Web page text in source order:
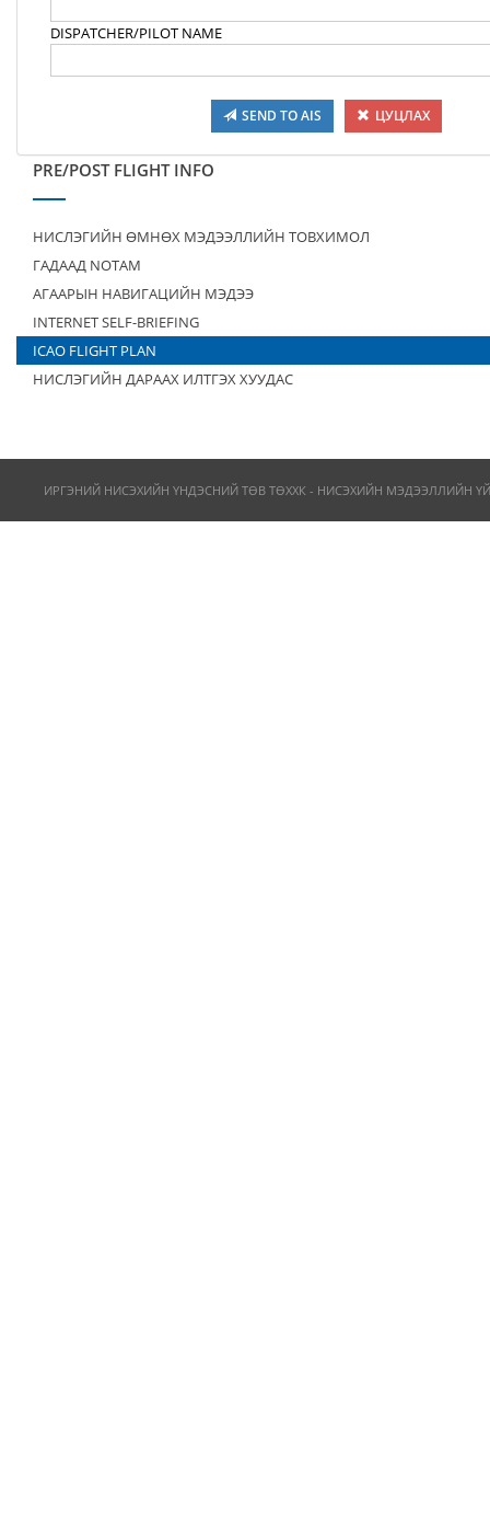
DISPATCHER/PILOT NAME
SEND TO AIS ЦУЦЛАХ
PRE/POST FLIGHT INFO
НИСЛЭГИЙН ӨМНӨХ МЭДЭЭЛЛИЙН ТОВХИМОЛ
ГАДААД NOTAM
АГААРЫН НАВИГАЦИЙН МЭДЭЭ
INTERNET SELF-BRIEFING
ICAO FLIGHT PLAN
НИСЛЭГИЙН ДАРААХ ИЛТГЭХ ХУУДАС
ИРГЭНИЙ НИСЭХИЙН ҮНДЭСНИЙ ТӨВ ТӨХХК - НИСЭХИЙН МЭДЭЭЛЛИЙН